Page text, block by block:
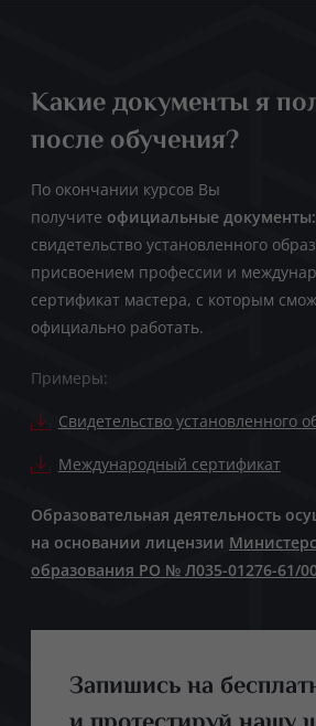
Какие документы я
после обучения?
По окончании курсов Вы
получите официальные документы:
свидетельство установленного
присвоением профессии и
сертификат мастера, с которым
официально работать.
Примеры:
Свидетельство установленного
Международный сертификат
Образовательная деятельность
на основании лицензии
образования РО № Л035-01276-61/
Запишись на